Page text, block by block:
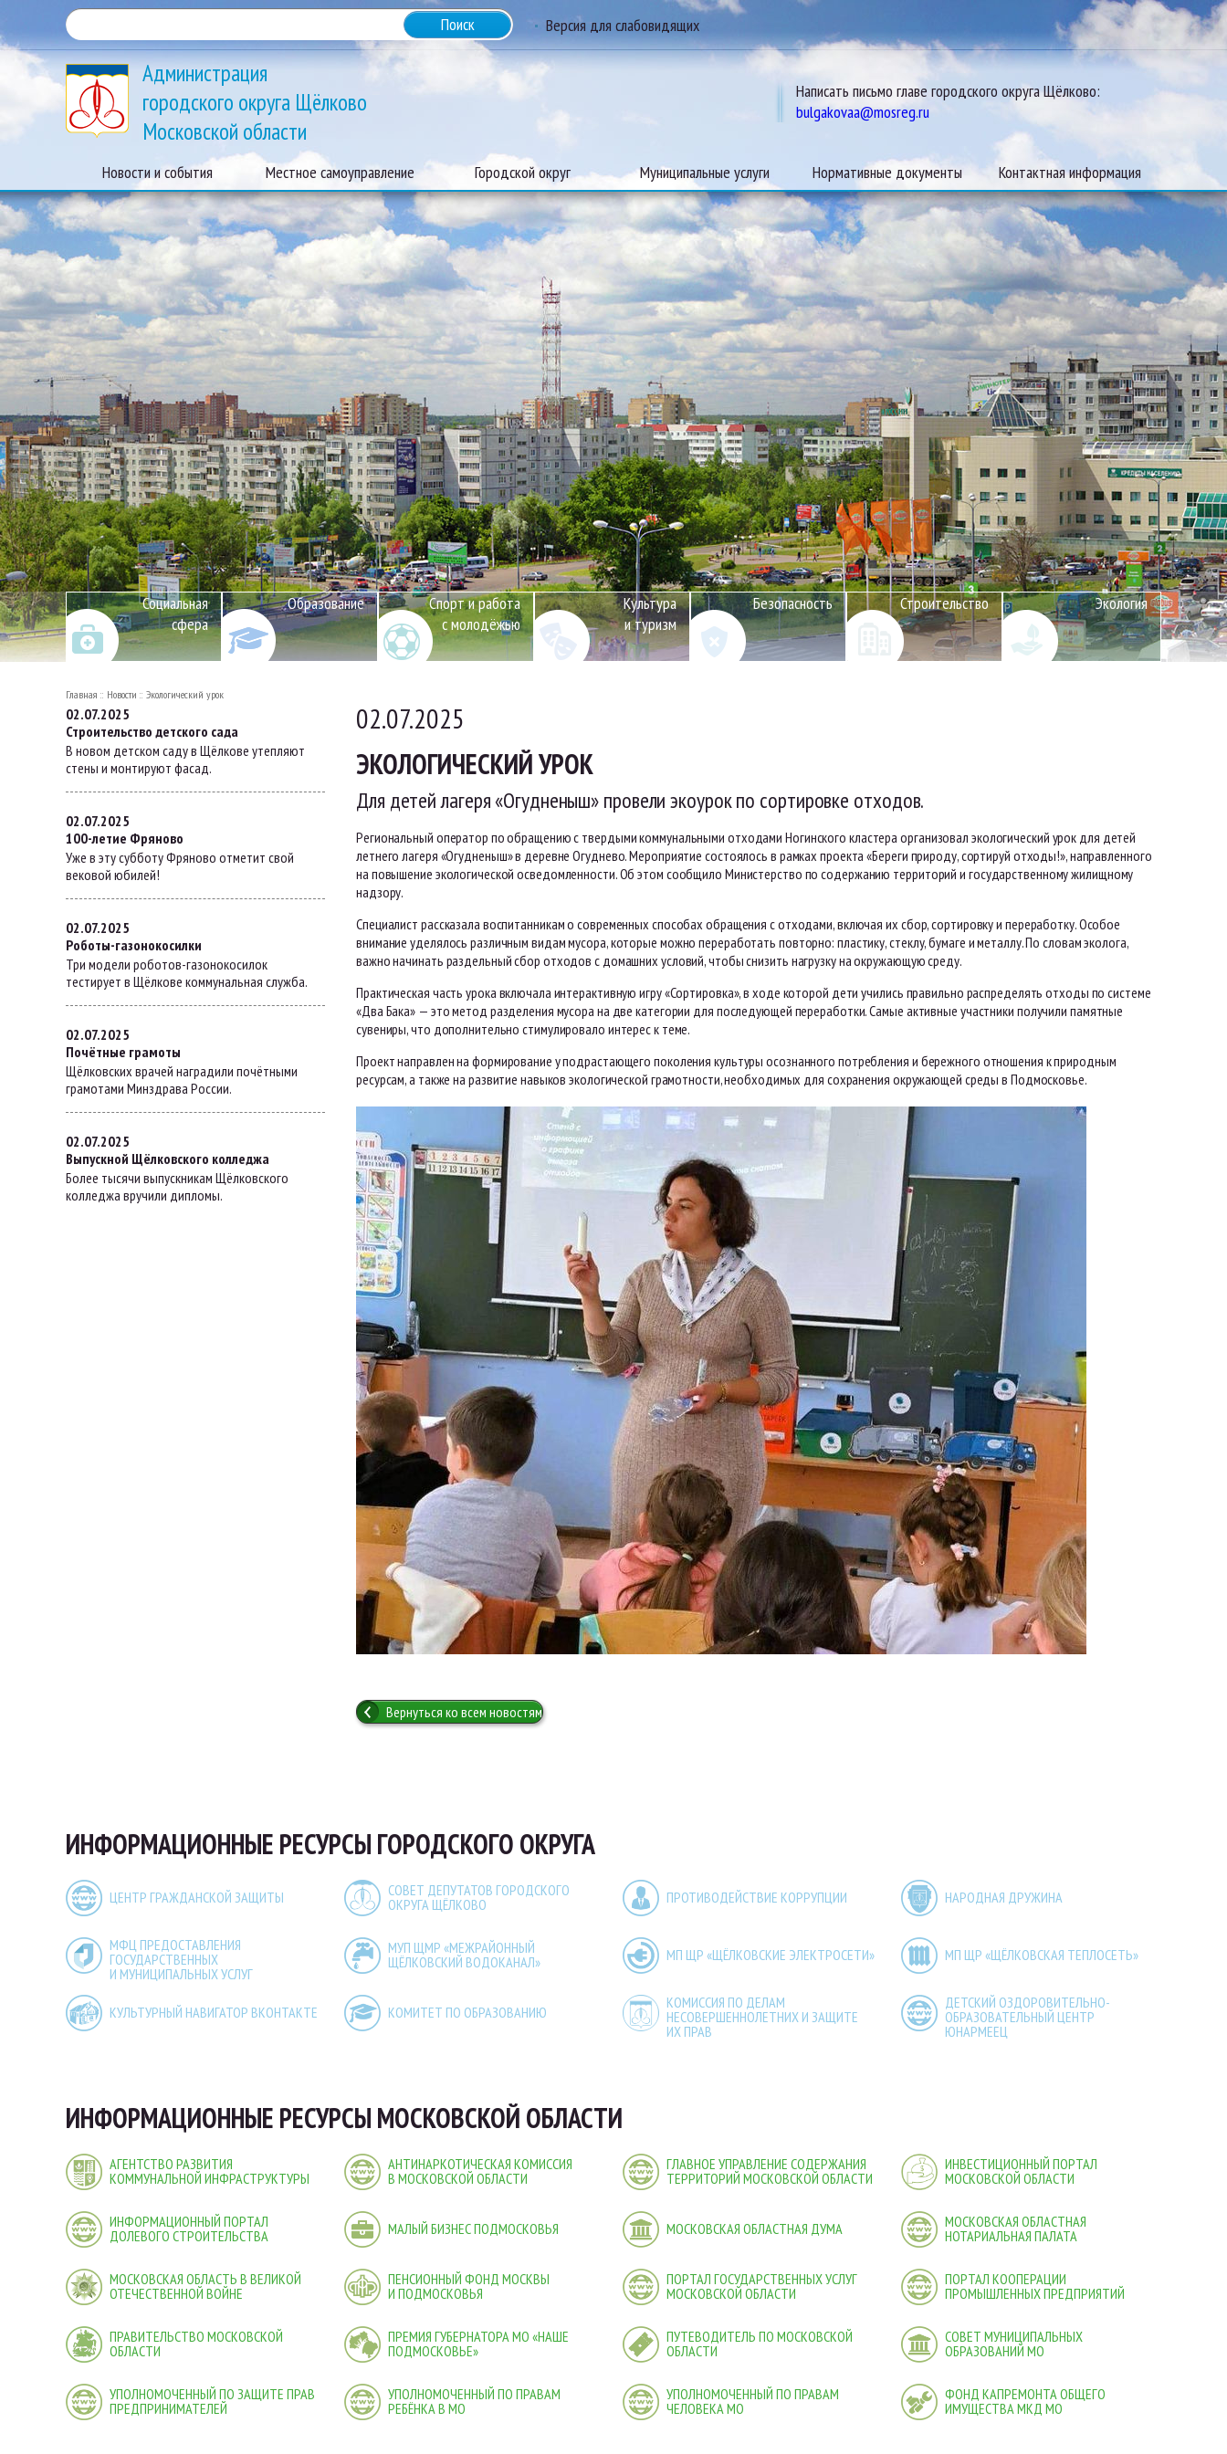
Версия для слабовидящих
Администрация
городского округа Щёлково
Московской области
Написать письмо главе городского округа Щёлково:
bulgakovaa@mosreg.ru
Новости и события Местное самоуправление Городской округ Муниципальные услуги Нормативные документы Контактная информация
Социальная
сфера
Образование
Спорт и работа
с молодёжью
Культура
и туризм
Безопасность Строительство Экология
Главная Новости Экологический урок
02.07.2025
Строительство детского сада
В новом детском саду в Щёлкове утепляют
стены и монтируют фасад.
02.07.2025
100-летие Фряново
Уже в эту субботу Фряново отметит свой
вековой юбилей!
02.07.2025
Роботы-газонокосилки
Три модели роботов-газонокосилок
тестирует в Щёлкове коммунальная служба.
02.07.2025
Почётные грамоты
Щёлковских врачей наградили почётными
грамотами Минздрава России.
02.07.2025
Выпускной Щёлковского колледжа
Более тысячи выпускникам Щёлковского
колледжа вручили дипломы.
02.07.2025
ЭКОЛОГИЧЕСКИЙ УРОК
Для детей лагеря «Огудненыш» провели экоурок по сортировке отходов.
Региональный оператор по обращению с твердыми коммунальными отходами Ногинского кластера организовал экологический урок для детей
летнего лагеря «Огудненыш» в деревне Огуднево. Мероприятие состоялось в рамках проекта «Береги природу, сортируй отходы!», направленного
на повышение экологической осведомленности. Об этом сообщило Министерство по содержанию территорий и государственному жилищному
надзору.
Специалист рассказала воспитанникам о современных способах обращения с отходами, включая их сбор, сортировку и переработку. Особое
внимание уделялось различным видам мусора, которые можно переработать повторно: пластику, стеклу, бумаге и металлу. По словам эколога,
важно начинать раздельный сбор отходов с домашних условий, чтобы снизить нагрузку на окружающую среду.
Практическая часть урока включала интерактивную игру «Сортировка», в ходе которой дети учились правильно распределять отходы по системе
«Два Бака» — это метод разделения мусора на две категории для последующей переработки. Самые активные участники получили памятные
сувениры, что дополнительно стимулировало интерес к теме.
Проект направлен на формирование у подрастающего поколения культуры осознанного потребления и бережного отношения к природным
ресурсам, а также на развитие навыков экологической грамотности, необходимых для сохранения окружающей среды в Подмосковье.
Вернуться ко всем новостям
ИНФОРМАЦИОННЫЕ РЕСУРСЫ ГОРОДСКОГО ОКРУГА
ЦЕНТР ГРАЖДАНСКОЙ ЗАЩИТЫ
СОВЕТ ДЕПУТАТОВ ГОРОДСКОГО
ОКРУГА ЩЁЛКОВО
ПРОТИВОДЕЙСТВИЕ КОРРУПЦИИ НАРОДНАЯ ДРУЖИНА
МФЦ ПРЕДОСТАВЛЕНИЯ
ГОСУДАРСТВЕННЫХ
И МУНИЦИПАЛЬНЫХ УСЛУГ
МУП ЩМР «МЕЖРАЙОННЫЙ
ЩЁЛКОВСКИЙ ВОДОКАНАЛ»
МП ЩР «ЩЁЛКОВСКИЕ ЭЛЕКТРОСЕТИ» МП ЩР «ЩЁЛКОВСКАЯ ТЕПЛОСЕТЬ»
КУЛЬТУРНЫЙ НАВИГАТОР ВКОНТАКТЕ КОМИТЕТ ПО ОБРАЗОВАНИЮ
КОМИССИЯ ПО ДЕЛАМ
НЕСОВЕРШЕННОЛЕТНИХ И ЗАЩИТЕ
ИХ ПРАВ
ДЕТСКИЙ ОЗДОРОВИТЕЛЬНО-
ОБРАЗОВАТЕЛЬНЫЙ ЦЕНТР
ЮНАРМЕЕЦ
ИНФОРМАЦИОННЫЕ РЕСУРСЫ МОСКОВСКОЙ ОБЛАСТИ
АГЕНТСТВО РАЗВИТИЯ
КОММУНАЛЬНОЙ ИНФРАСТРУКТУРЫ
АНТИНАРКОТИЧЕСКАЯ КОМИССИЯ
В МОСКОВСКОЙ ОБЛАСТИ
ГЛАВНОЕ УПРАВЛЕНИЕ СОДЕРЖАНИЯ
ТЕРРИТОРИЙ МОСКОВСКОЙ ОБЛАСТИ
ИНВЕСТИЦИОННЫЙ ПОРТАЛ
МОСКОВСКОЙ ОБЛАСТИ
ИНФОРМАЦИОННЫЙ ПОРТАЛ
ДОЛЕВОГО СТРОИТЕЛЬСТВА
МАЛЫЙ БИЗНЕС ПОДМОСКОВЬЯ МОСКОВСКАЯ ОБЛАСТНАЯ ДУМА
МОСКОВСКАЯ ОБЛАСТНАЯ
НОТАРИАЛЬНАЯ ПАЛАТА
МОСКОВСКАЯ ОБЛАСТЬ В ВЕЛИКОЙ
ОТЕЧЕСТВЕННОЙ ВОЙНЕ
ПЕНСИОННЫЙ ФОНД МОСКВЫ
И ПОДМОСКОВЬЯ
ПОРТАЛ ГОСУДАРСТВЕННЫХ УСЛУГ
МОСКОВСКОЙ ОБЛАСТИ
ПОРТАЛ КООПЕРАЦИИ
ПРОМЫШЛЕННЫХ ПРЕДПРИЯТИЙ
ПРАВИТЕЛЬСТВО МОСКОВСКОЙ
ОБЛАСТИ
ПРЕМИЯ ГУБЕРНАТОРА МО «НАШЕ
ПОДМОСКОВЬЕ»
ПУТЕВОДИТЕЛЬ ПО МОСКОВСКОЙ
ОБЛАСТИ
СОВЕТ МУНИЦИПАЛЬНЫХ
ОБРАЗОВАНИЙ МО
УПОЛНОМОЧЕННЫЙ ПО ЗАЩИТЕ ПРАВ
ПРЕДПРИНИМАТЕЛЕЙ
УПОЛНОМОЧЕННЫЙ ПО ПРАВАМ
РЕБЁНКА В МО
УПОЛНОМОЧЕННЫЙ ПО ПРАВАМ
ЧЕЛОВЕКА МО
ФОНД КАПРЕМОНТА ОБЩЕГО
ИМУЩЕСТВА МКД МО